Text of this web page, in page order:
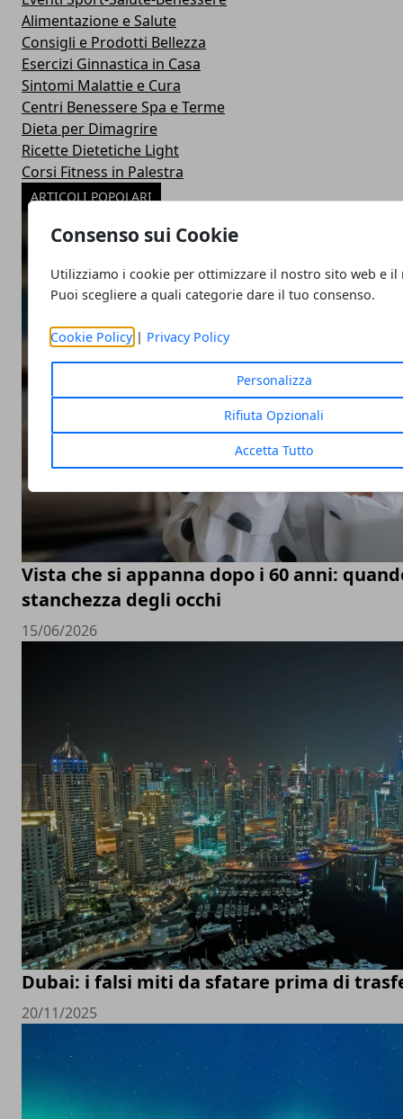
Consenso sui Cookie
Utilizziamo i cookie per ottimizzare il nostro sito web e il
Puoi scegliere a quali categorie dare il tuo consenso.
Cookie Policy| Privacy Policy
Personalizza
Rifiuta Opzionali
Accetta Tutto
Alimentazione e Salute
Consigli e Prodotti Bellezza
Esercizi Ginnastica in Casa
Sintomi Malattie e Cura
Centri Benessere Spa e Terme
Dieta per Dimagrire
Ricette Dietetiche Light
Corsi Fitness in Palestra
ARTICOLI POPOLARI
Vista che si appanna dopo i 60 anni:
stanchezza degli occhi
15/06/2026
Dubai: i falsi miti da sfatare prima di
20/11/2025